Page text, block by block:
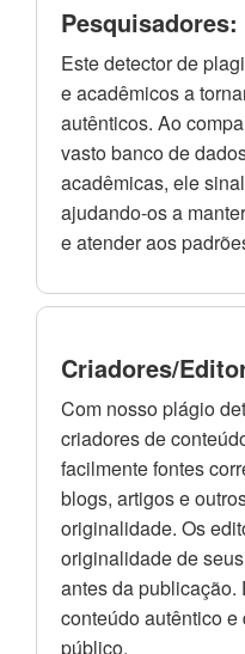
Pesquisadores:
Este detector de
e acadêmicos a
autênticos. Ao
vasto banco de
acadêmicas, ele
ajudando-os a
e atender aos
Criadores/
Com nosso plágio
criadores de
facilmente fontes
blogs, artigos e
originalidade. Os
originalidade de
antes da publicação.
conteúdo autêntico
público.